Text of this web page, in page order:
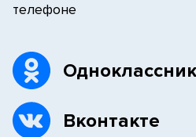
телефоне
Вконтакте